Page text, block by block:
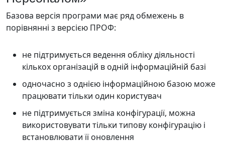
Базова версія програми має ряд обмежень в
порівнянні з версією ПРОФ:
не підтримується ведення обліку діяльності
кількох організацій в одній інформаційній базі
одночасно з однією інформаційною базою може
працювати тільки один користувач
не підтримується зміна конфігурації, можна
використовувати тільки типову конфігурацію і
встановлювати її оновлення